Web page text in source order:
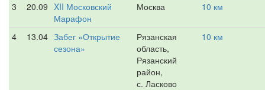
3 20.09 XII Московский
Марафон
Москва 10 км
4 13.04 Забег «Открытие
сезона»
Рязанская
область,
Рязанский
район,
с. Ласково
10 км